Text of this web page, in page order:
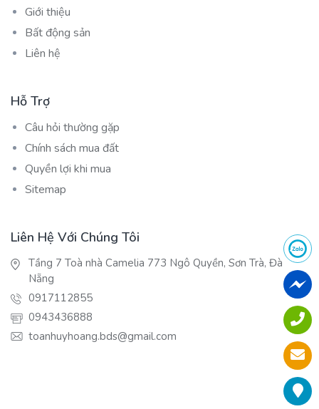
Giới thiệu
Bất động sản
Liên hệ
Hỗ Trợ
Câu hỏi thường gặp
Chính sách mua đất
Quyền lợi khi mua
Sitemap
Liên Hệ Với Chúng Tôi
Tầng 7 Toà nhà Camelia 773 Ngô Quyền, Sơn Trà, Đà
Nẵng
0917112855
0943436888
toanhuyhoang.bds@gmail.com